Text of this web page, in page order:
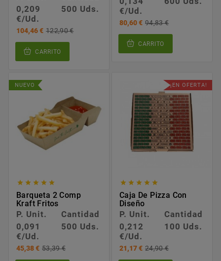
0,209
€/Ud.
500 Uds.
104,46 € 122,90 €
CARRITO
€/Ud.
80,60 € 94,83 €
CARRITO
NUEVO
    
Barqueta 2 Comp
Kraft Fritos
P. Unit.
Cantidad
0,091
€/Ud.
500 Uds.
45,38 € 53,39 €
¡EN OFERTA!
    
Caja De Pizza Con
Diseño
P. Unit.
Cantidad
0,212
€/Ud.
100 Uds.
21,17 € 24,90 €